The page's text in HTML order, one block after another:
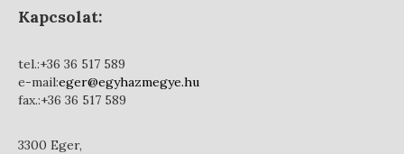
Kapcsolat:
tel.:+36 36 517 589
e-mail:eger@egyhazmegye.hu
fax.:+36 36 517 589
3300 Eger,